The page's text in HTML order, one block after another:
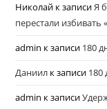
Николай к записиЯ
перестали избивать
admin к записи 180
Даниил к записи 180
admin к записи